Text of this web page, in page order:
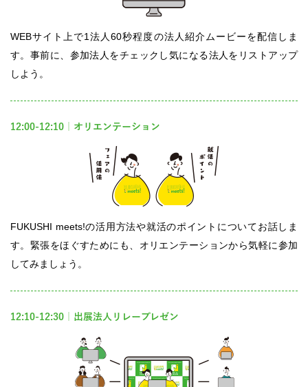
WEBサイト上で1法人60秒程度の法人紹介ムービーを配信しま
す。事前に、参加法人をチェックし気になる法人をリストアップ
しよう。
12:00-12:10｜オリエンテーション
FUKUSHI meets!の活用方法や就活のポイントについてお話しま
す。緊張をほぐすためにも、オリエンテーションから気軽に参加
してみましょう。
12:10-12:30｜出展法人リレープレゼン